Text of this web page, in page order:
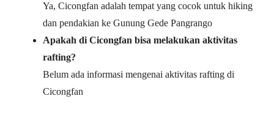
Ya, Cicongfan adalah tempat yang cocok untuk hiking
dan pendakian ke Gunung Gede Pangrango
Apakah di Cicongfan bisa melakukan aktivitas
rafting?
Belum ada informasi mengenai aktivitas rafting di
Cicongfan